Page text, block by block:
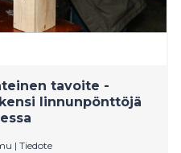
tavoite -
linnunpönttöjä
| Tiedote